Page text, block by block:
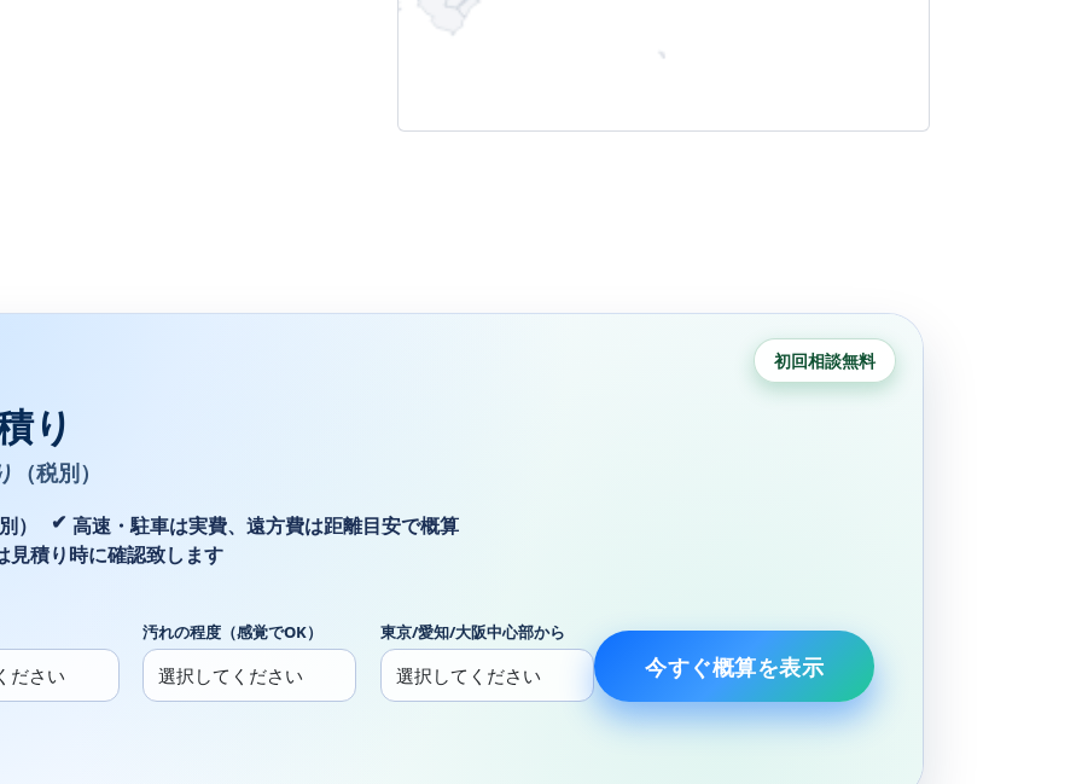
初回相談無料
り
税別）
）
高速・駐車は実費、遠方費は距離目安で概算
見積り時に確認致します
汚れの程度（感覚でOK） 東京/愛知/大阪中心部から
今すぐ概算を表示